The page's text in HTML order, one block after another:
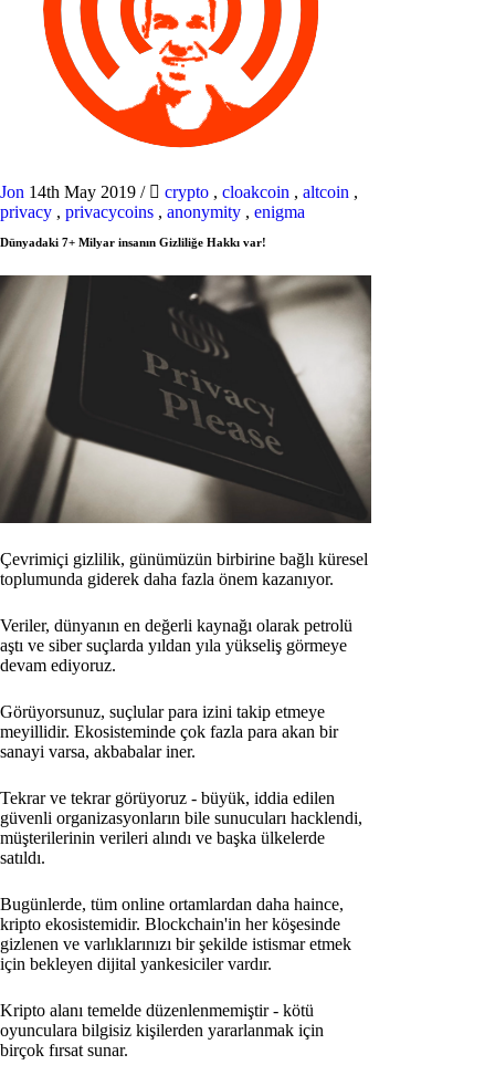
Jon 14th May 2019 / crypto , cloakcoin , altcoin ,
privacy , privacycoins , anonymity , enigma
Dünyadaki 7+ Milyar insanın Gizliliğe Hakkı var!
Çevrimiçi gizlilik, günümüzün birbirine bağlı küresel
toplumunda giderek daha fazla önem kazanıyor.
Veriler, dünyanın en değerli kaynağı olarak petrolü
aştı ve siber suçlarda yıldan yıla yükseliş görmeye
devam ediyoruz.
Görüyorsunuz, suçlular para izini takip etmeye
meyillidir. Ekosisteminde çok fazla para akan bir
sanayi varsa, akbabalar iner.
Tekrar ve tekrar görüyoruz - büyük, iddia edilen
güvenli organizasyonların bile sunucuları hacklendi,
müşterilerinin verileri alındı ve başka ülkelerde
satıldı.
Bugünlerde, tüm online ortamlardan daha haince,
kripto ekosistemidir. Blockchain'in her köşesinde
gizlenen ve varlıklarınızı bir şekilde istismar etmek
için bekleyen dijital yankesiciler vardır.
Kripto alanı temelde düzenlenmemiştir - kötü
oyunculara bilgisiz kişilerden yararlanmak için
birçok fırsat sunar.